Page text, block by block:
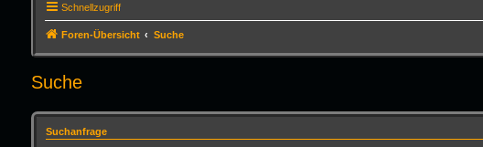
Schnellzugriff
Foren-Übersicht Suche
Suche
Suchanfrage